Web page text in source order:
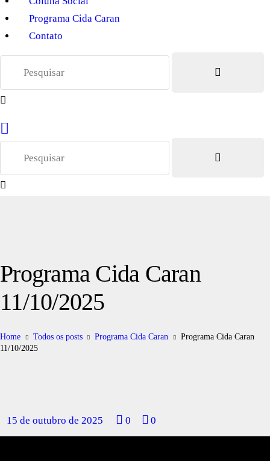
Programa Cida Caran
Contato
Programa Cida Caran
11/10/2025
Home Todos os posts Programa Cida Caran
Programa Cida Caran
11/10/2025
15 de outubro de 2025 0 0